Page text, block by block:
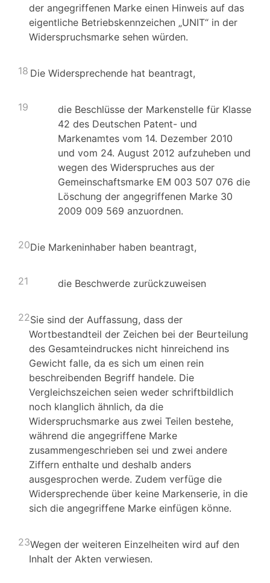
der angegriffenen Marke einen Hinweis auf das
eigentliche Betriebskennzeichen „UNIT“ in der
Widerspruchsmarke sehen würden.
18 Die Widersprechende hat beantragt,
19
die Beschlüsse der Markenstelle für Klasse
42 des Deutschen Patent- und
Markenamtes vom 14. Dezember 2010
und vom 24. August 2012 aufzuheben und
wegen des Widerspruches aus der
Gemeinschaftsmarke EM 003 507 076 die
Löschung der angegriffenen Marke 30
2009 009 569 anzuordnen.
20Die Markeninhaber haben beantragt,
21 die Beschwerde zurückzuweisen
22Sie sind der Auffassung, dass der
Wortbestandteil der Zeichen bei der Beurteilung
des Gesamteindruckes nicht hinreichend ins
Gewicht falle, da es sich um einen rein
beschreibenden Begriff handele. Die
Vergleichszeichen seien weder schriftbildlich
noch klanglich ähnlich, da die
Widerspruchsmarke aus zwei Teilen bestehe,
während die angegriffene Marke
zusammengeschrieben sei und zwei andere
Ziffern enthalte und deshalb anders
ausgesprochen werde. Zudem verfüge die
Widersprechende über keine Markenserie, in die
sich die angegriffene Marke einfügen könne.
23Wegen der weiteren Einzelheiten wird auf den
Inhalt der Akten verwiesen.